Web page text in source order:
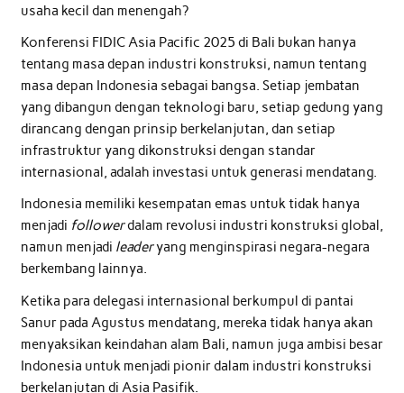
usaha kecil dan menengah?
Konferensi FIDIC Asia Pacific 2025 di Bali bukan hanya
tentang masa depan industri konstruksi, namun tentang
masa depan Indonesia sebagai bangsa. Setiap jembatan
yang dibangun dengan teknologi baru, setiap gedung yang
dirancang dengan prinsip berkelanjutan, dan setiap
infrastruktur yang dikonstruksi dengan standar
internasional, adalah investasi untuk generasi mendatang.
Indonesia memiliki kesempatan emas untuk tidak hanya
menjadi followerdalam revolusi industri konstruksi global,
namun menjadi leaderyang menginspirasi negara-negara
berkembang lainnya.
Ketika para delegasi internasional berkumpul di pantai
Sanur pada Agustus mendatang, mereka tidak hanya akan
menyaksikan keindahan alam Bali, namun juga ambisi besar
Indonesia untuk menjadi pionir dalam industri konstruksi
berkelanjutan di Asia Pasifik.